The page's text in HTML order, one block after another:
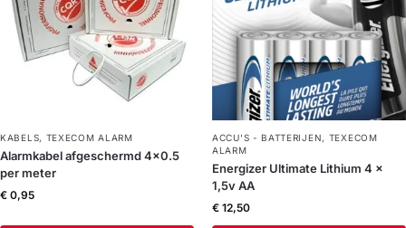
KABELS, TEXECOM ALARM
Alarmkabel afgeschermd 4×0.5
per meter
€ 0,95
ACCU'S - BATTERIJEN, TEXECOM
ALARM
Energizer Ultimate Lithium 4 x
1,5v AA
€ 12,50